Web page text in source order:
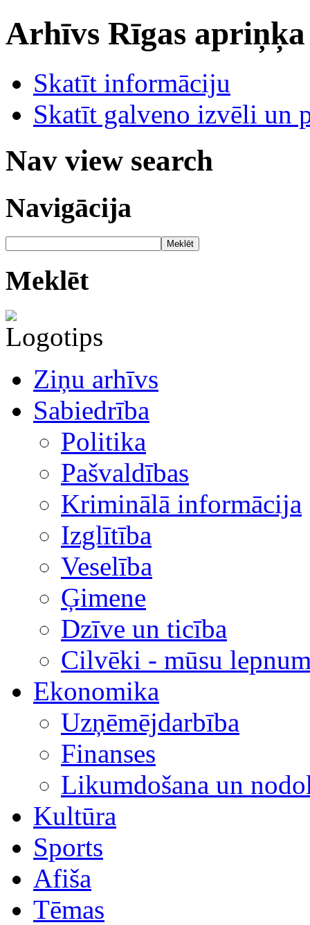
Arhīvs Rīgas
Skatīt informāciju
Skatīt galveno izvēli un
Nav view search
Navigācija
Meklēt
Meklēt
Ziņu arhīvs
Sabiedrība
Politika
Pašvaldības
Kriminālā informācija
Izglītība
Veselība
Ģimene
Dzīve un ticība
Cilvēki - mūsu
Ekonomika
Uzņēmējdarbība
Finanses
Likumdošana un
Kultūra
Sports
Afiša
Tēmas